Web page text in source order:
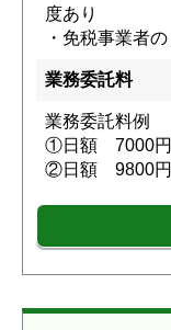
度あり
・免税事業者
業務委託料
業務委託料例
①日額 7000
②日額 9800